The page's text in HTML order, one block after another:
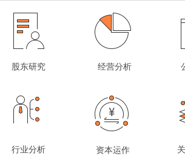
股东研究 经营分析
行业分析 资本运作